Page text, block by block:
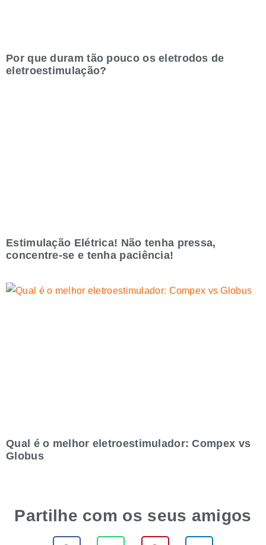
Por que duram tão pouco os eletrodos de
eletroestimulação?
Estimulação Elétrica! Não tenha pressa,
concentre-se e tenha paciência!
Qual é o melhor eletroestimulador: Compex vs
Globus
Partilhe com os seus amigos